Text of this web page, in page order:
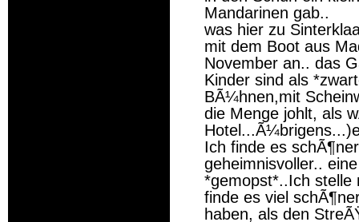
Mandarinen gab..
was hier zu
mit dem Boot aus
November an.. das
Kinder sind als
BÃ¼hnen,mit
die Menge johlt, als
Ich finde es
geheimnisvoller..
*gemopst*..Ich stelle
finde es viel
haben, als den